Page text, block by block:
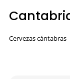
Cervezas cántabras